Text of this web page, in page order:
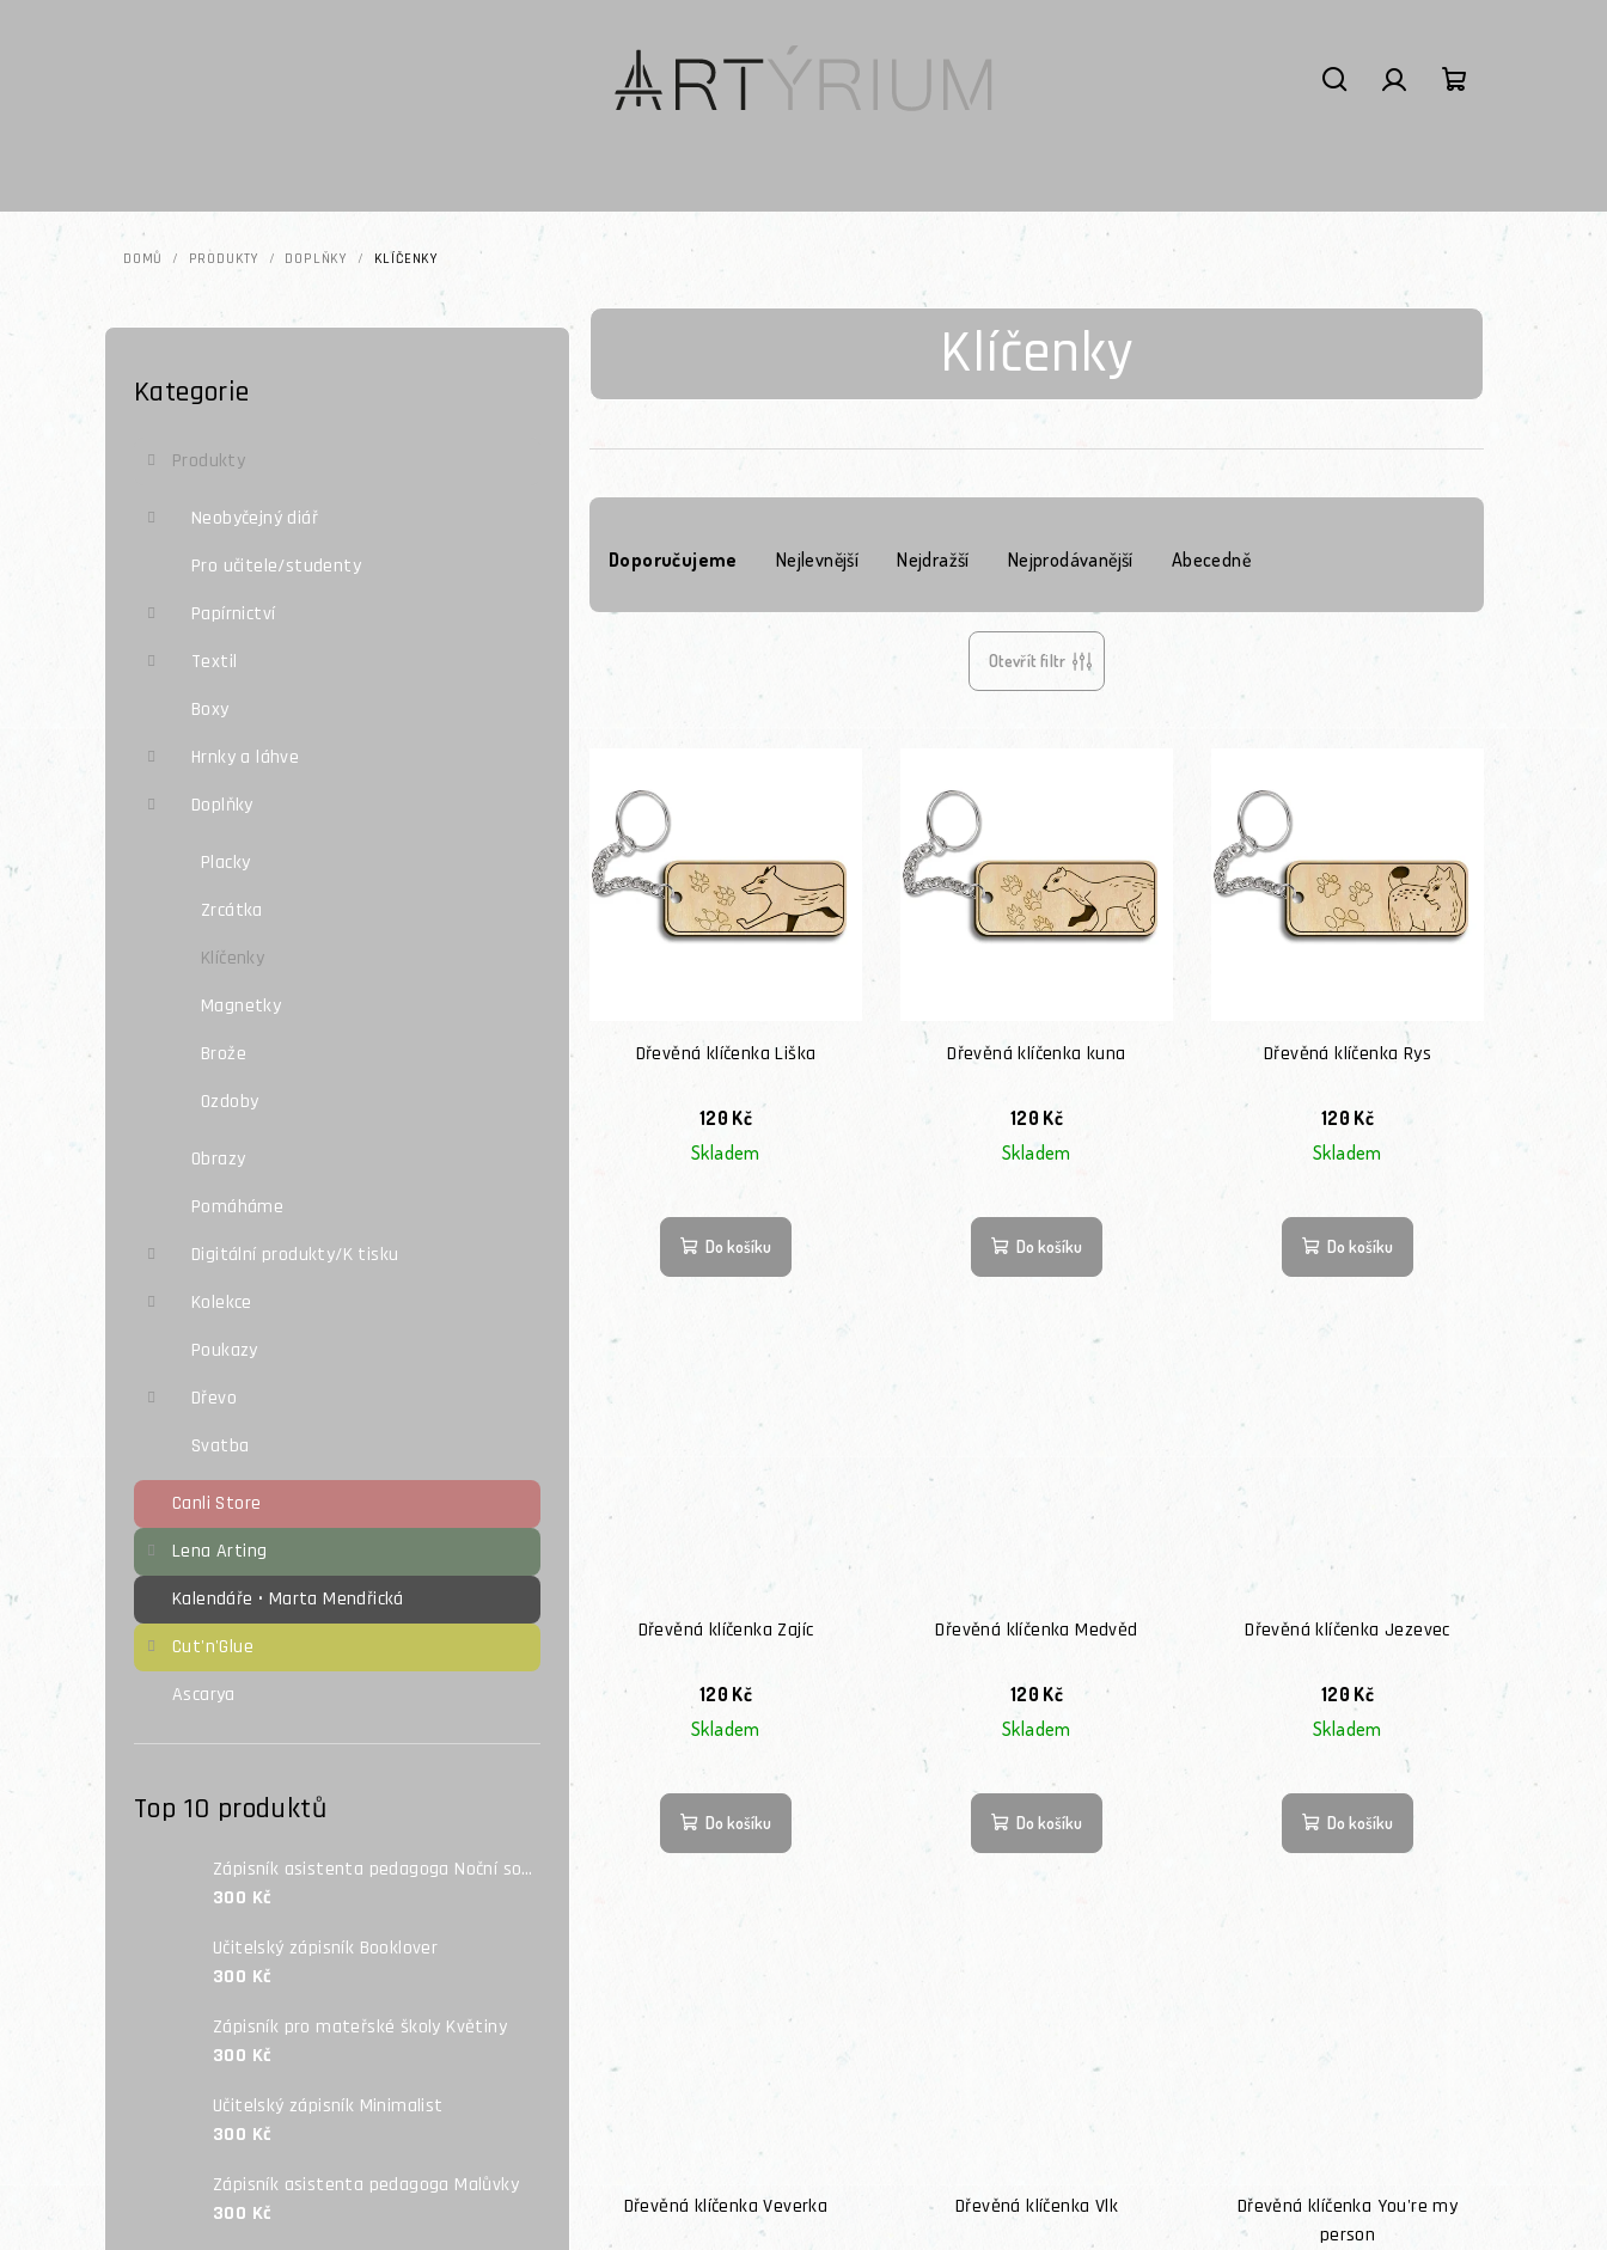
DOMŮ / PRODUKTY / DOPLŇKY / KLÍČENKY
Postranní panel
Přeskočit kategorie
Kategorie
Produkty
Neobyčejný diář
Pro učitele/studenty
Papírnictví
Textil
Boxy
Hrnky a láhve
Doplňky
Placky
Zrcátka
Klíčenky
Magnetky
Brože
Ozdoby
Obrazy
Pomáháme
Digitální produkty/K tisku
Kolekce
Poukazy
Dřevo
Svatba
Canli Store
Lena Arting
Kalendáře • Marta Mendřická
Cut'n'Glue
Ascarya
Top 10 produktů
Zápisník asistenta pedagoga Noční sova
300 Kč
Učitelský zápisník Booklover
300 Kč
Zápisník pro mateřské školy Květiny
300 Kč
Učitelský zápisník Minimalist
300 Kč
Zápisník asistenta pedagoga Malůvky
300 Kč
Klíčenky
Doporučujeme Nejlevnější Nejdražší Nejprodávanější Abecedně
Otevřít filtr
Dřevěná klíčenka Liška
120 Kč
Skladem
Do košíku
Dřevěná klíčenka kuna
120 Kč
Skladem
Do košíku
Dřevěná klíčenka Rys
120 Kč
Skladem
Do košíku
Dřevěná klíčenka Zajíc
120 Kč
Skladem
Do košíku
Dřevěná klíčenka Medvěd
120 Kč
Skladem
Do košíku
Dřevěná klíčenka Jezevec
120 Kč
Skladem
Do košíku
Dřevěná klíčenka Veverka Dřevěná klíčenka Vlk
Dřevěná klíčenka You're my
person